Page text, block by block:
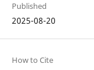
Published
2025-08-20
How to Cite